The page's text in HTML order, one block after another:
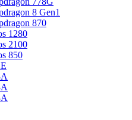
8 Gen1
870
1280
2100
850